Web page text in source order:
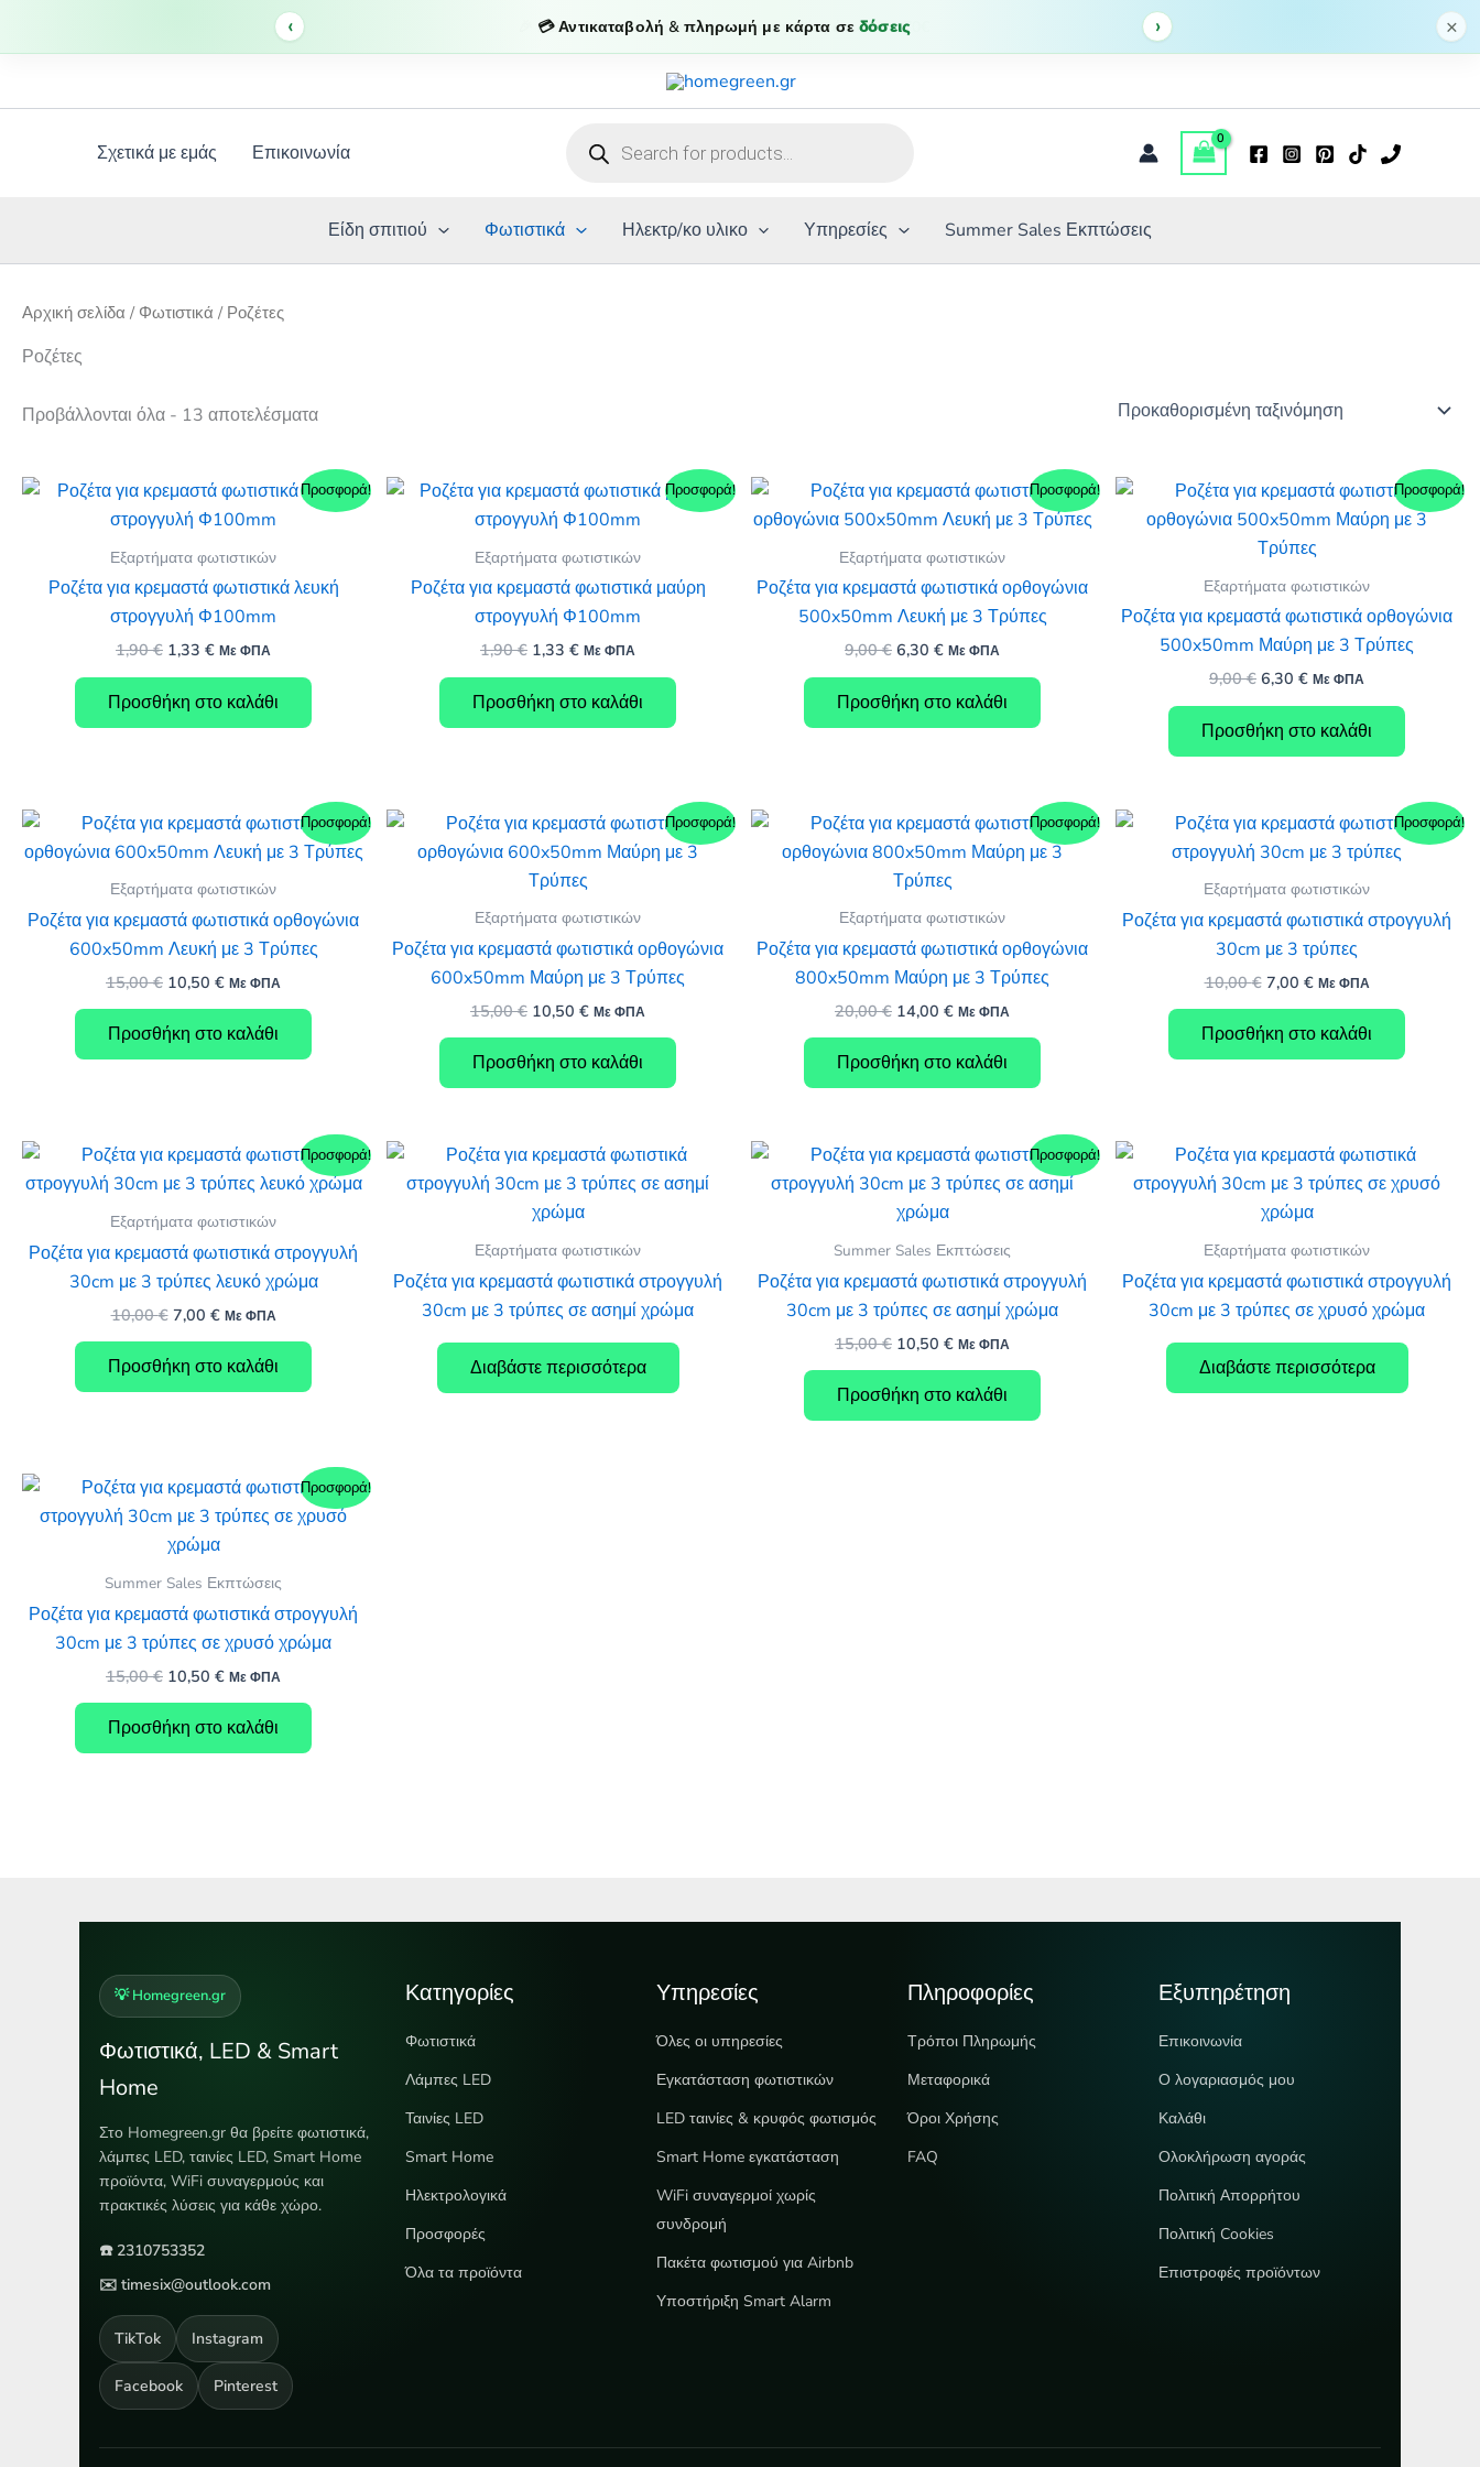
‹ 💳 Αντικαταβολή & πληρωμή με κάρτα σεδόσεις › ×
Σχετικά με εμάς
Επικοινωνία
search
Είδη σπιτιού Φωτιστικά Ηλεκτρ/κο υλικο Υπηρεσίες Summer Sales Εκπτώσεις
Αρχική σελίδα / Φωτιστικά / Ροζέτες
Ροζέτες
Προβάλλονται όλα - 13 αποτελέσματα
Προσφορά!
Εξαρτήματα φωτιστικών
Ροζέτα για κρεμαστά φωτιστικά λευκή
στρογγυλή Φ100mm
1,90€ Original
was:
1,90 €.
1,33 €Η
είναι:
1,33 €.
Με ΦΠΑ
Προσθήκη στο καλάθι
Προσφορά!
Εξαρτήματα φωτιστικών
Ροζέτα για κρεμαστά φωτιστικά μαύρη
στρογγυλή Φ100mm
1,90€ Original
was:
1,90 €.
1,33 €Η
είναι:
1,33 €.
Με ΦΠΑ
Προσθήκη στο καλάθι
Προσφορά!
Εξαρτήματα φωτιστικών
Ροζέτα για κρεμαστά φωτιστικά ορθογώνια
500x50mm Λευκή με 3 Τρύπες
9,00€ Original
was:
9,00 €.
6,30 €Η
είναι:
6,30 €.
Με ΦΠΑ
Προσθήκη στο καλάθι
Προσφορά!
Εξαρτήματα φωτιστικών
Ροζέτα για κρεμαστά φωτιστικά ορθογώνια
500x50mm Μαύρη με 3 Τρύπες
9,00€ Original
was:
9,00 €.
6,30 €Η
είναι:
6,30 €.
Με ΦΠΑ
Προσθήκη στο καλάθι
Προσφορά!
Εξαρτήματα φωτιστικών
Ροζέτα για κρεμαστά φωτιστικά ορθογώνια
600x50mm Λευκή με 3 Τρύπες
15,00€ Original
was:
15,00 €.
10,50 €Η
τιμή
είναι:
10,50 €.
Με ΦΠΑ
Προσθήκη στο καλάθι
Προσφορά!
Εξαρτήματα φωτιστικών
Ροζέτα για κρεμαστά φωτιστικά ορθογώνια
600x50mm Μαύρη με 3 Τρύπες
15,00€ Original
was:
15,00 €.
10,50 €Η
τιμή
είναι:
10,50 €.
Με ΦΠΑ
Προσθήκη στο καλάθι
Προσφορά!
Εξαρτήματα φωτιστικών
Ροζέτα για κρεμαστά φωτιστικά ορθογώνια
800x50mm Μαύρη με 3 Τρύπες
20,00€ Original
was:
20,00 €.
14,00 €Η
τιμή
είναι:
14,00 €.
Με ΦΠΑ
Προσθήκη στο καλάθι
Προσφορά!
Εξαρτήματα φωτιστικών
Ροζέτα για κρεμαστά φωτιστικά στρογγυλή
30cm με 3 τρύπες
10,00€ Original
10,00 €.
7,00 €Η
τιμή
είναι:
7,00 €.
Με ΦΠΑ
Προσθήκη στο καλάθι
Προσφορά!
Εξαρτήματα φωτιστικών
Ροζέτα για κρεμαστά φωτιστικά στρογγυλή
30cm με 3 τρύπες λευκό χρώμα
10,00€ Original
10,00 €.
7,00 €Η
είναι:
7,00 €.
Με ΦΠΑ
Προσθήκη στο καλάθι
Εξαρτήματα φωτιστικών
Ροζέτα για κρεμαστά φωτιστικά στρογγυλή
30cm με 3 τρύπες σε ασημί χρώμα
Διαβάστε περισσότερα
Προσφορά!
Summer Sales Εκπτώσεις
Ροζέτα για κρεμαστά φωτιστικά στρογγυλή
30cm με 3 τρύπες σε ασημί χρώμα
15,00€ Original
was:
15,00 €.
10,50 €Η
είναι:
10,50 €.
Με ΦΠΑ
Προσθήκη στο καλάθι
Εξαρτήματα φωτιστικών
Ροζέτα για κρεμαστά φωτιστικά στρογγυλή
30cm με 3 τρύπες σε χρυσό χρώμα
Διαβάστε περισσότερα
Προσφορά!
Summer Sales Εκπτώσεις
Ροζέτα για κρεμαστά φωτιστικά στρογγυλή
30cm με 3 τρύπες σε χρυσό χρώμα
15,00€ Original
was:
15,00 €.
10,50 €Η
είναι:
10,50 €.
Με ΦΠΑ
Προσθήκη στο καλάθι
💡 Homegreen.gr
Φωτιστικά, LED & Smart
Home
Στο Homegreen.gr θα βρείτε φωτιστικά,
λάμπες LED, ταινίες LED, Smart Home
προϊόντα, WiFi συναγερμούς και
πρακτικές λύσεις για κάθε χώρο.
☎️ 2310753352
✉️ timesix@outlook.com
TikTok Instagram
Facebook Pinterest
Κατηγορίες
Φωτιστικά
Λάμπες LED
Ταινίες LED
Smart Home
Ηλεκτρολογικά
Προσφορές
Όλα τα προϊόντα
Υπηρεσίες
Όλες οι υπηρεσίες
Εγκατάσταση φωτιστικών
LED ταινίες & κρυφός φωτισμός
Smart Home εγκατάσταση
WiFi συναγερμοί χωρίς
συνδρομή
Πακέτα φωτισμού για Airbnb
Υποστήριξη Smart Alarm
Πληροφορίες
Τρόποι Πληρωμής
Μεταφορικά
Όροι Χρήσης
FAQ
Εξυπηρέτηση
Επικοινωνία
Ο λογαριασμός μου
Καλάθι
Ολοκλήρωση αγοράς
Πολιτική Απορρήτου
Πολιτική Cookies
Επιστροφές προϊόντων